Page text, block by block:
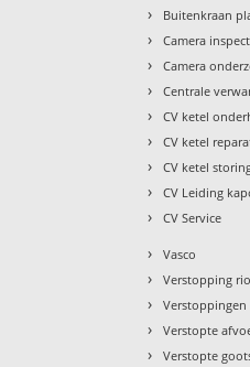
› Buitenkraan
› Camera
› Camera
› Centrale
› CV ketel
› CV ketel
› CV ketel
› CV Leiding
› CV Service
› Vasco
› Verstopping
› Verstoppingen
› Verstopte
› Verstopte